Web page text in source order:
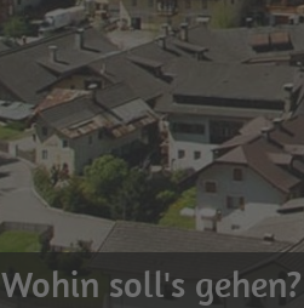
Wohin soll's gehen?